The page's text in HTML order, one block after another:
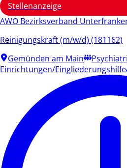
Stellenanzeige
AWO Bezirksverband
Reinigungskraft (m/w/d) (181162)
Gemünden am Main
Einrichtungen/Eingliederungshilfe